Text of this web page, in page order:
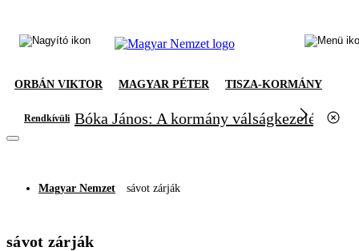
ORBÁN VIKTOR MAGYAR PÉTER TISZA-KORMÁNY
Rendkívüli Bóka János: A kormány válságkezelésből
Magyar Nemzet sávot zárják
sávot zárják